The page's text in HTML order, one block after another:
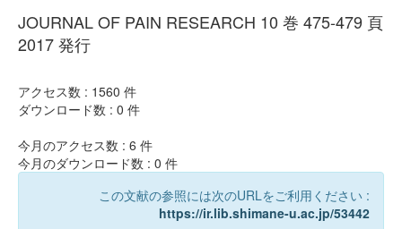
JOURNAL OF PAIN RESEARCH 10 巻 475-479 頁
2017 発行
アクセス数 : 1560 件
ダウンロード数 : 0 件
今月のアクセス数 : 6 件
今月のダウンロード数 : 0 件
この文献の参照には次のURLをご利用ください :
https://ir.lib.shimane-u.ac.jp/53442